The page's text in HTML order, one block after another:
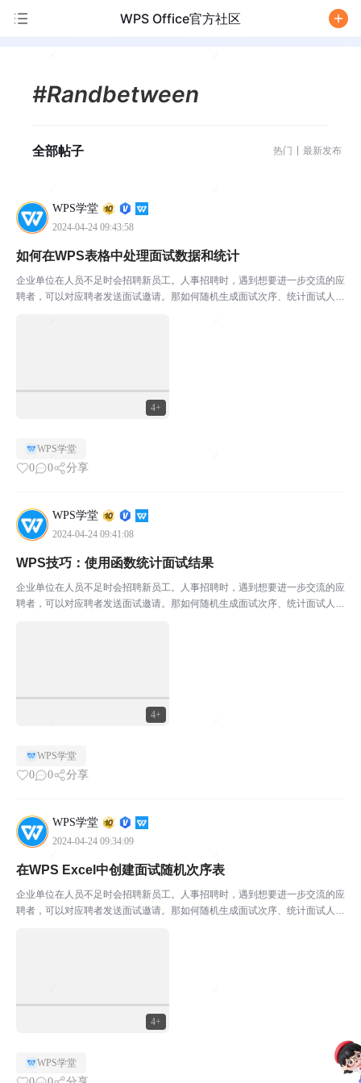
WPS Office官方社区
#Randbetween
全部帖子 热门 最新发布
WPS学堂
2024-04-24 09:43:58
4+
如何在WPS表格中处理面试数据和统计
企业单位在人员不足时会招聘新员工。人事招聘时，遇到想要进一步交流的应
聘者，可以对应聘者发送面试邀请。那如何随机生成面试次序、统计面试人
WPS学堂
0 0 分享
WPS学堂
2024-04-24 09:41:08
4+
WPS技巧：使用函数统计面试结果
企业单位在人员不足时会招聘新员工。人事招聘时，遇到想要进一步交流的应
聘者，可以对应聘者发送面试邀请。那如何随机生成面试次序、统计面试人
WPS学堂
0 0 分享
WPS学堂
2024-04-24 09:34:09
4+
在WPS Excel中创建面试随机次序表
企业单位在人员不足时会招聘新员工。人事招聘时，遇到想要进一步交流的应
聘者，可以对应聘者发送面试邀请。那如何随机生成面试次序、统计面试人
WPS学堂